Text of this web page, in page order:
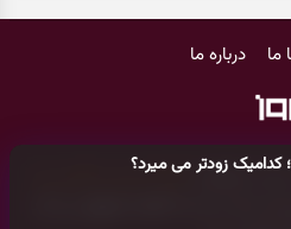
کدامیک زودتر می میرد؟
گشایش را بخوانید؛ ذکر معتبر برای
فال فرشتگان امروز جمعه ۱۶ مرداد ۱۴۰۵ | پیام‌هایی برای آرام‌کردن ذهن و
ما درباره ما
متعلق بهپایگاه خبری سرگرمی روز
دیگر سایت‌ها